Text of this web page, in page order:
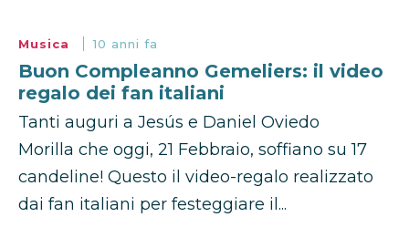
Musica 10 anni fa
Buon Compleanno Gemeliers: il video
regalo dei fan italiani
Tanti auguri a Jesús e Daniel Oviedo
Morilla che oggi, 21 Febbraio, soffiano su 17
candeline! Questo il video-regalo realizzato
dai fan italiani per festeggiare il...